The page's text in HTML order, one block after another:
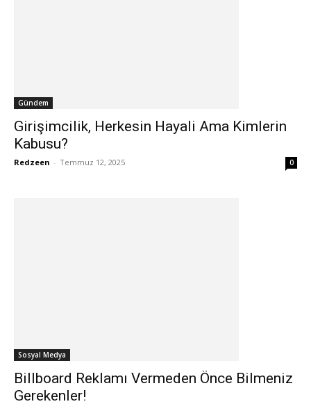
Gündem
Girişimcilik, Herkesin Hayali Ama Kimlerin
Kabusu?
Redzeen - Temmuz 12, 2025 0
Sosyal Medya
Billboard Reklamı Vermeden Önce Bilmeniz
Gerekenler!